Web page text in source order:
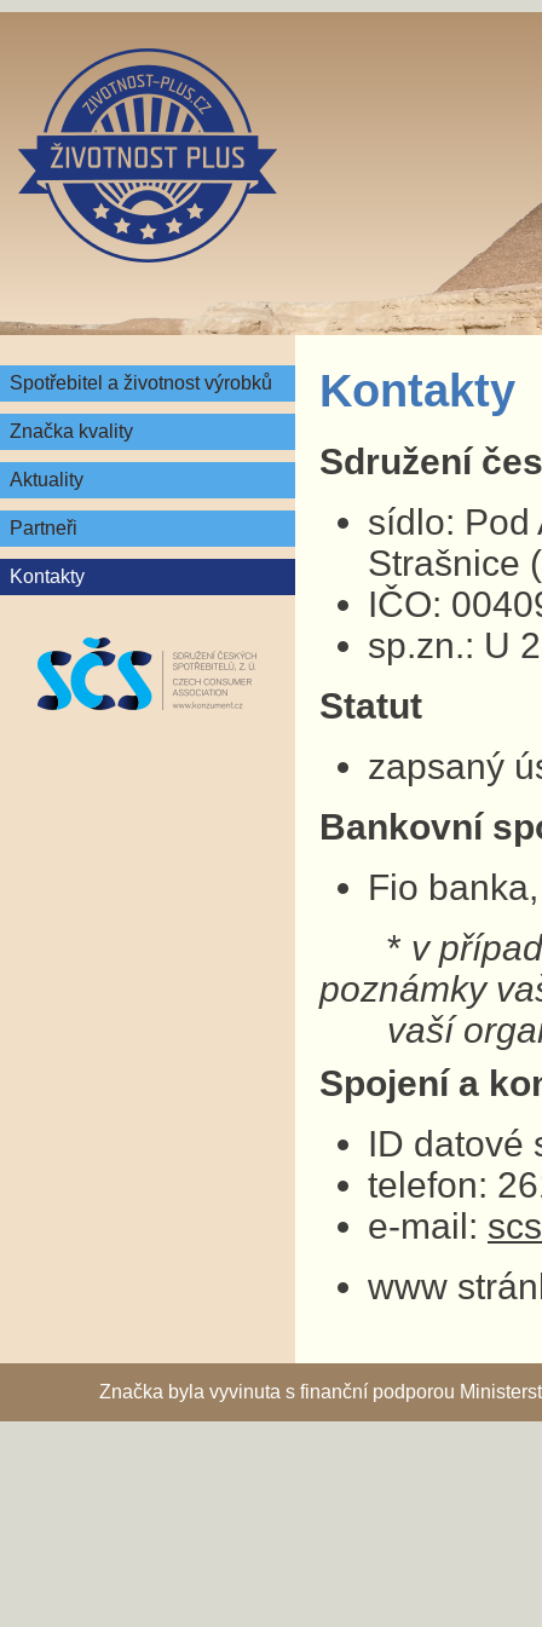
Spotřebitel a životnost výrobků
Značka kvality
Aktuality
Partneři
Kontakty
Kontakty
Sdružení
sídlo: Pod
Strašnice
IČO:
sp.zn.: U
Statut
zapsaný
Bankovní
Fio
* v
poznámky
vaší
Spojení a
ID datové
telefon:
e-mail:
www
Značka byla vyvinuta s finanční podporou